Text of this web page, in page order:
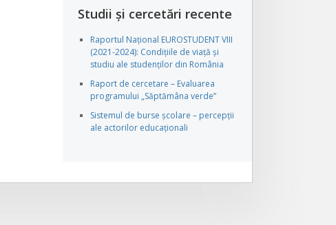
Studii și cercetări recente
Raportul Național EUROSTUDENT VIII
(2021-2024): Condițiile de viață și
studiu ale studenților din România
Raport de cercetare – Evaluarea
programului „Săptămâna verde”
Sistemul de burse școlare – percepții
ale actorilor educaționali